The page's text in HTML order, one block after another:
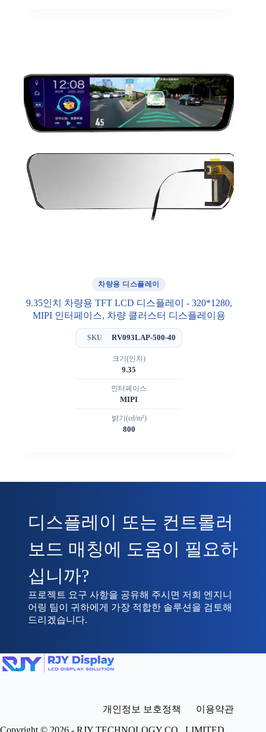
차량용 디스플레이
9.35인치 차량용 TFT LCD 디스플레이 - 320*1280,
MIPI 인터페이스, 차량 클러스터 디스플레이용
SKU RV093LAP-500-40
크기(인치)
9.35
인터페이스
MIPI
밝기(cd/m²)
800
디스플레이 또는 컨트롤러
보드 매칭에 도움이 필요하
십니까?
프로젝트 요구 사항을 공유해 주시면 저희 엔지니
어링 팀이 귀하에게 가장 적합한 솔루션을 검토해
드리겠습니다.
개인정보 보호정책 이용약관
Copyright © 2026 - RJY TECHNOLOGY CO., LIMITED